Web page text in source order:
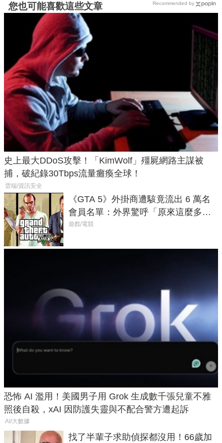
您也可能喜歡這些文章
史上最大DDoS攻擊！「KimWolf」殭屍網路主謀被
捕，破紀錄30Tbps流量癱瘓全球！
雲端/資訊安全
《GTA 5》外掛商遭駭竟流出 6 萬名
會員名單：外界驚呼「原來這麼多人
在開掛！」
遊戲/電競
恐怖 AI 濫用！美國男子用 Grok 生成數千張兒童不雅
照後自殺，xAI 因防護失靈與不配合警方遭起訴
AI/大數據
找了半輩子求助偵探都沒用！66歲加
Recommended by